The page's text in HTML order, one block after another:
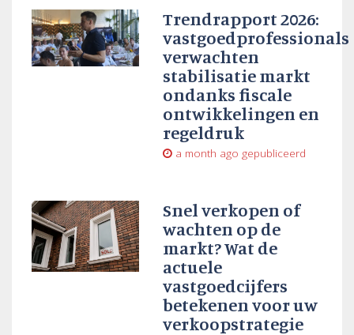
Trendrapport 2026:
vastgoedprofessionals
verwachten
stabilisatie markt
ondanks fiscale
ontwikkelingen en
regeldruk
a month ago gepubliceerd
Snel verkopen of
wachten op de
markt? Wat de
actuele
vastgoedcijfers
betekenen voor uw
verkoopstrategie